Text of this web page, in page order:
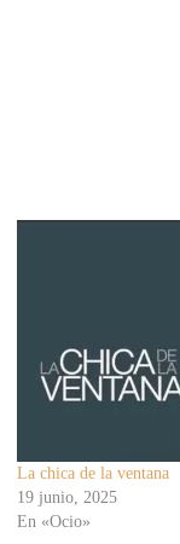
La chica de la ventana
19 junio, 2025
En «Ocio»